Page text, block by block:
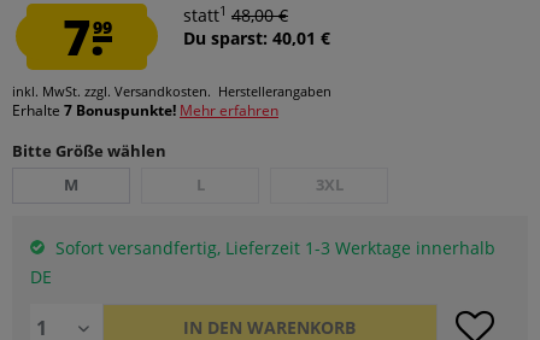
7.99
statt1 48,00 €
Du sparst: 40,01 €
inkl. MwSt. zzgl. Versandkosten. Herstellerangaben
Erhalte 7 Bonuspunkte! Mehr erfahren
Bitte Größe wählen
M
L 3XL
Sofort versandfertig, Lieferzeit 1-3 Werktage innerhalb
DE
IN DEN WARENKORB